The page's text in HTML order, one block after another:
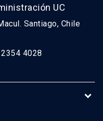
UC
Santiago, Chile
4028